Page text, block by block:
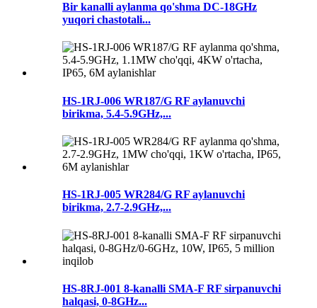
Bir kanalli aylanma qo'shma DC-18GHz
yuqori chastotali...
HS-1RJ-006 WR187/G RF aylanuvchi
birikma, 5.4-5.9GHz,...
HS-1RJ-005 WR284/G RF aylanuvchi
birikma, 2.7-2.9GHz,...
HS-8RJ-001 8-kanalli SMA-F RF sirpanuvchi
halqasi, 0-8GHz...